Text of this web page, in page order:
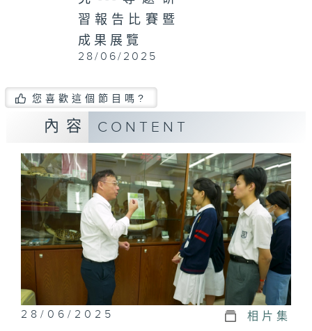
習報告比賽暨
成果展覽
28/06/2025
您喜歡這個節目嗎?
內容 CONTENT
28/06/2025 相片集